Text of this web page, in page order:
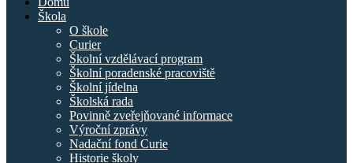
Škola
O škole
Curier
Školní vzdělávací program
Školní poradenské pracoviště
Školní jídelna
Školská rada
Povinně zveřejňované informace
Výroční zprávy
Nadační fond Curie
Historie školy